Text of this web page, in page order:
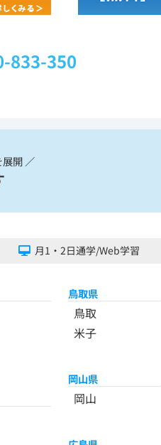
833-350
開 ／
月1・2日通学/Web学習
鳥取県
鳥取
米子
岡山県
岡山